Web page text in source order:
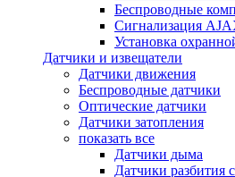
Беспроводные
Сигнализация
Установка
Датчики и извещатели
Датчики движения
Беспроводные датчики
Оптические датчики
Датчики затопления
показать все
Датчики дыма
Датчики разбития